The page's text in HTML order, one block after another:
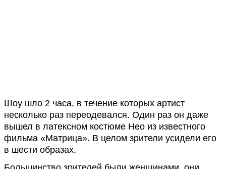
Шоу шло 2 часа, в течение которых артист
несколько раз переодевался. Один раз он даже
вышел в латексном костюме Нео из известного
фильма «Матрица». В целом зрители усидели его
в шести образах.